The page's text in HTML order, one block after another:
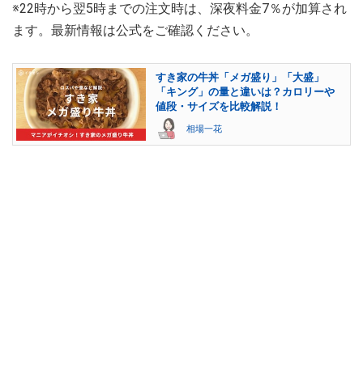
※22時から翌5時までの注文時は、深夜料金7％が加算され
ます。最新情報は公式をご確認ください。
すき家の牛丼「メガ盛り」「大盛」
「キング」の量と違いは？カロリーや
値段・サイズを比較解説！
相場一花